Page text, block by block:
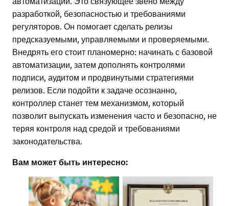
разработкой, безопасностью и требованиями
регуляторов. Он помогает сделать релизы
предсказуемыми, управляемыми и проверяемыми.
Внедрять его стоит планомерно: начинать с базовой
автоматизации, затем дополнять контролями
подписи, аудитом и продвинутыми стратегиями
релизов. Если подойти к задаче осознанно,
контроллер станет тем механизмом, который
позволит выпускать изменения часто и безопасно, не
теряя контроля над средой и требованиями
законодательства.
Вам может быть интересно: